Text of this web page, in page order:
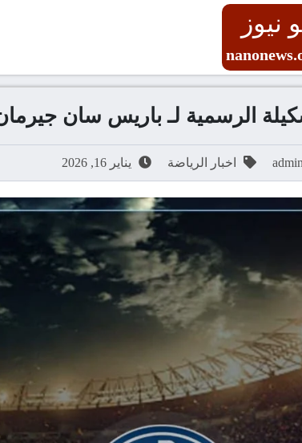
نيوز
الرسمية لـ باريس سان
admin اخبار الرياضة يناير 16, 2026